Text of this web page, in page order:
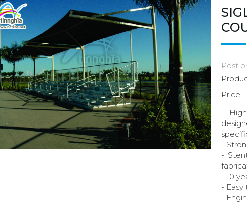
Post
Price:
-
-
-
- 10
- Easy
-